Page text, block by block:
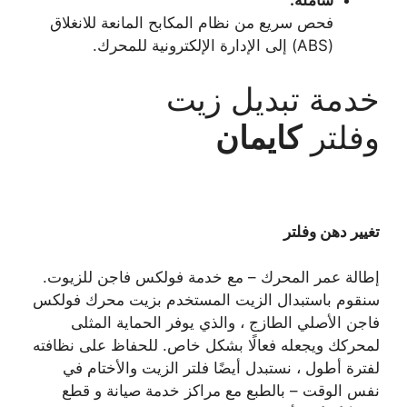
فحص سريع من نظام المكابح المانعة للانغلاق
(ABS) إلى الإدارة الإلكترونية للمحرك.
خدمة تبديل زيت
وفلتركايمان
تغيير دهن وفلتر
إطالة عمر المحرك – مع خدمة فولكس فاجن للزيوت.
سنقوم باستبدال الزيت المستخدم بزيت محرك فولكس
فاجن الأصلي الطازج ، والذي يوفر الحماية المثلى
لمحركك ويجعله فعالًا بشكل خاص. للحفاظ على نظافته
لفترة أطول ، نستبدل أيضًا فلتر الزيت والأختام في
نفس الوقت – بالطبع مع مراكز خدمة صيانة و قطع